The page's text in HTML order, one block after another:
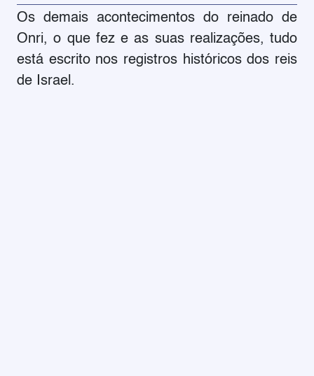
Os demais acontecimentos do reinado de
Onri, o que fez e as suas realizações, tudo
está escrito nos registros históricos dos reis
de Israel.